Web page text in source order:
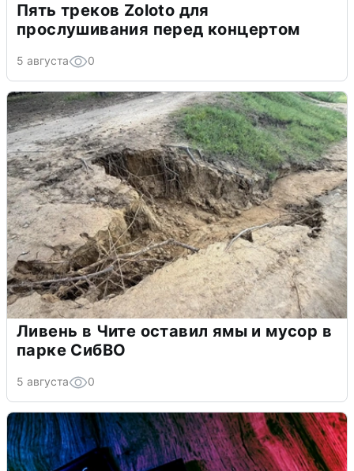
Пять треков Zoloto для
прослушивания перед концертом
5 августа 0
Ливень в Чите оставил ямы и мусор в
парке СибВО
5 августа 0